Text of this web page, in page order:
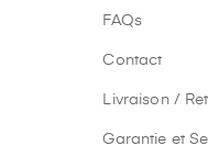
FAQs
Contact
Livraison /
Garantie et